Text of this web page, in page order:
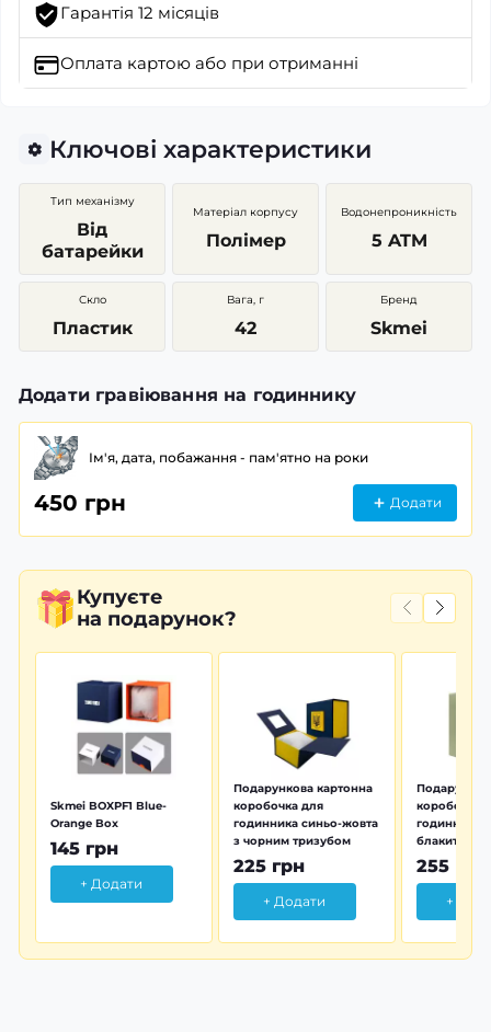
Гарантія 12 місяців
Оплата картою або при отриманні
Ключові характеристики
Тип механізму
Від
батарейки
Матеріал корпусу
Полімер
Водонепроникність
5 ATM
Скло
Пластик
Вага, г
42
Бренд
Skmei
Додати гравіювання на годиннику
Ім'я, дата, побажання - пам'ятно на роки
450 грн Додати
Купуєте
на подарунок?
Skmei BOXPF1 Blue-
Orange Box
145 грн
+ Додати
Подарункова картонна
коробочка для
годинника синьо-жовта
з чорним тризубом
225 грн
+ Додати
коробочка
годинника
блакитна
255 грн
+